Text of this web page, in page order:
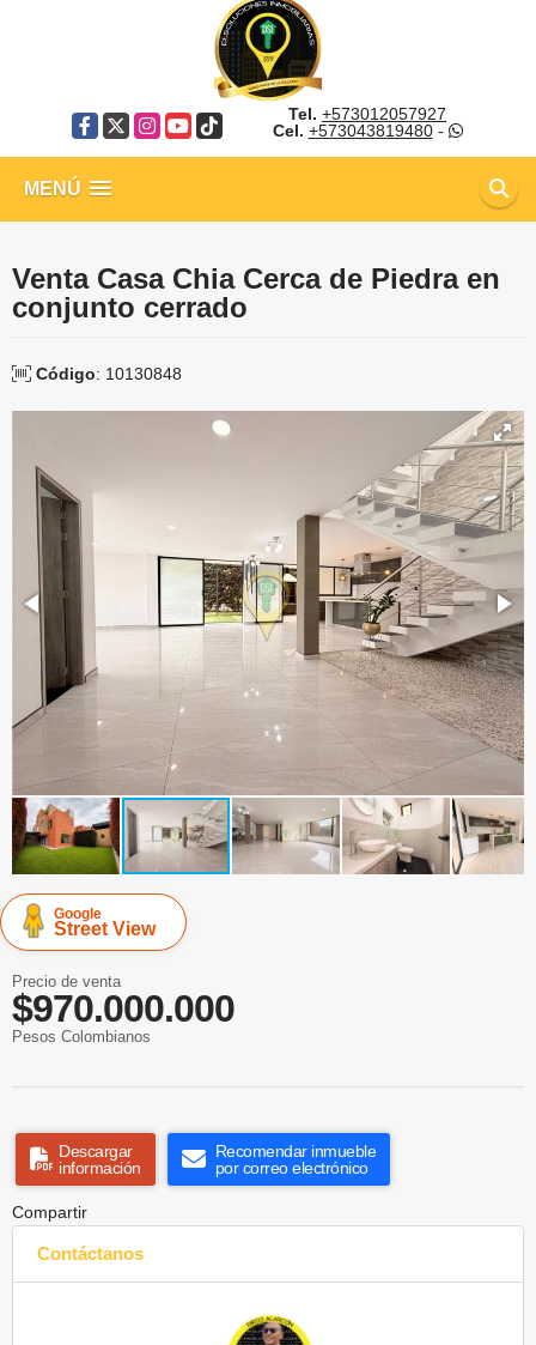
Facebook
X Instagram
YouTube
TikTok
Tel. +573012057927
Cel. +573043819480-
MENÚ
Venta Casa Chia Cerca de Piedra en
conjunto cerrado
Código: 10130848
Google
Street View
Precio de venta
$970.000.000
Pesos Colombianos
Descargar
información
Recomendar inmueble
por correo electrónico
Compartir
Contáctanos